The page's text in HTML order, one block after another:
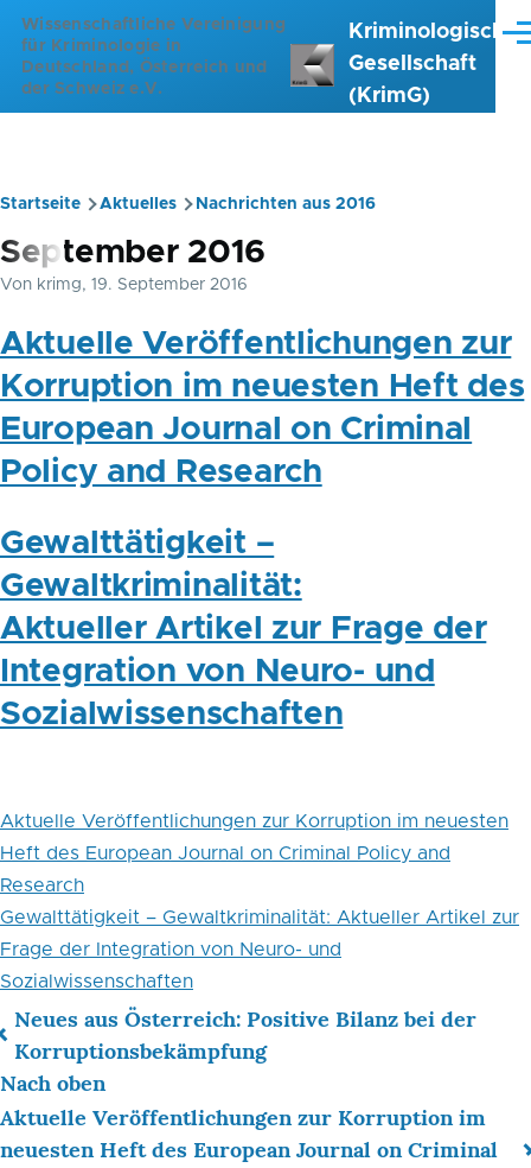
Direkt zum Inhalt
Wissenschaftliche Vereinigung
für Kriminologie in
Deutschland, Österreich und
der Schweiz e.V.
Kriminologische
Gesellschaft
(KrimG)
Pfadnavigation
Startseite Aktuelles Nachrichten aus 2016
September 2016
Von krimg, 19. September 2016
Aktuelle Veröffentlichungen zur
Korruption im neuesten Heft des
European Journal on Criminal
Policy and Research
Gewalttätigkeit –
Gewaltkriminalität:
Aktueller Artikel zur Frage der
Integration von Neuro- und
Sozialwissenschaften
Aktuelle Veröffentlichungen zur Korruption im neuesten
Heft des European Journal on Criminal Policy and
Research
Gewalttätigkeit – Gewaltkriminalität: Aktueller Artikel zur
Frage der Integration von Neuro- und
Sozialwissenschaften
Links
für
das
Neues aus Österreich: Positive Bilanz bei der
Korruptionsbekämpfung
Nach oben
Aktuelle Veröffentlichungen zur Korruption im
neuesten Heft des European Journal on Criminal